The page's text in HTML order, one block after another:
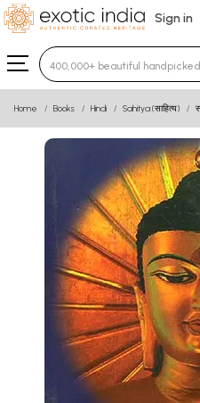
Sign in
Type 3 or more
Home Books Hindi Sahitya (साहित्य)